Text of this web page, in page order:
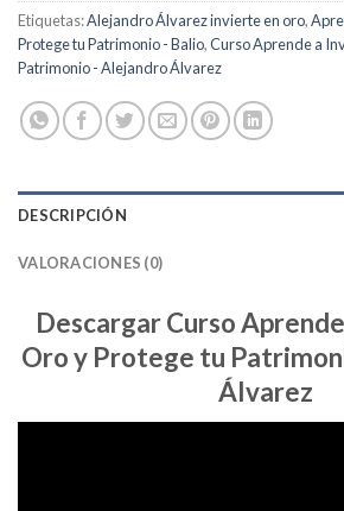
Etiquetas:Alejandro Álvarez invierte en oro,
Protege tu Patrimonio - Balio,Curso Aprende a
Patrimonio - Alejandro Álvarez
DESCRIPCIÓN
VALORACIONES (0)
Descargar Curso
Oro y Protege tu
Álvarez